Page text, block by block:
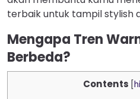
terbaik untuk tampil stylish
Mengapa Tren
Berbeda?
Contents [